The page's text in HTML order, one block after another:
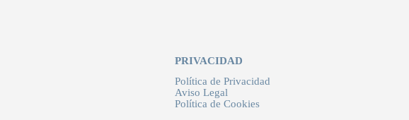
PRIVACIDAD
Política de Privacidad
Aviso Legal
Política de Cookies